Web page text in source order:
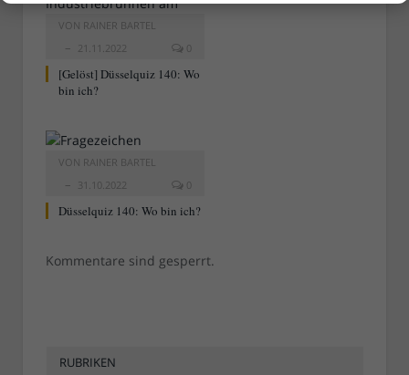
VON RAINER BARTEL
21.11.2022
0
[Gelöst] Düsselquiz 140: Wo
bin ich?
VON RAINER BARTEL
31.10.2022
0
Düsselquiz 140: Wo bin ich?
Kommentare sind gesperrt.
RUBRIKEN